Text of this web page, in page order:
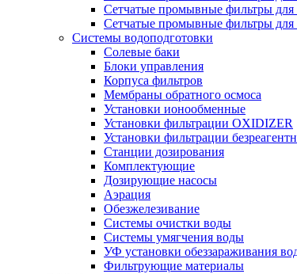
Сетчатые промывные фильтры
Сетчатые промывные фильтры
Системы водоподготовки
Солевые баки
Блоки управления
Корпуса фильтров
Мембраны обратного осмоса
Установки ионообменные
Установки фильтрации OXIDIZER
Установки фильтрации
Станции дозирования
Комплектующие
Дозирующие насосы
Аэрация
Обезжелезивание
Системы очистки воды
Системы умягчения воды
УФ установки обеззараживания
Фильтрующие материалы